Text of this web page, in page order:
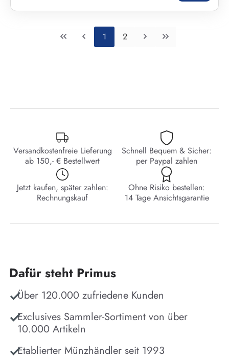
Seite
1 Seite
2
Versandkostenfreie Lieferung
ab 150,- € Bestellwert
Schnell Bequem & Sicher:
per Paypal zahlen
Jetzt kaufen, später zahlen:
Rechnungskauf
Ohne Risiko bestellen:
14 Tage Ansichtsgarantie
Dafür steht Primus
Über 120.000 zufriedene Kunden
Exclusives Sammler-Sortiment von über
10.000 Artikeln
Etablierter Münzhändler seit 1993